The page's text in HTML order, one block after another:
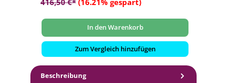
In den Warenkorb
Zum Vergleich hinzufügen
Beschreibung